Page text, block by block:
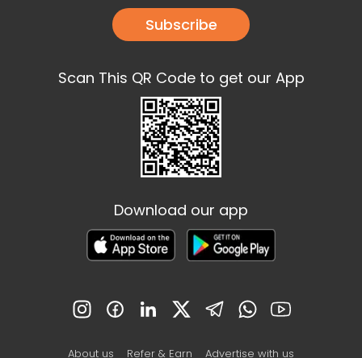
Subscribe
Scan This QR Code to get our App
Download our app
About us Refer & Earn Advertise with us